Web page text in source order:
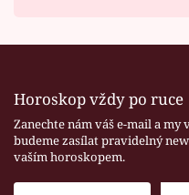
Horoskop vždy po ruce
Zanechte nám váš e-mail a my
budeme zasílat pravidelný
vaším horoskopem.